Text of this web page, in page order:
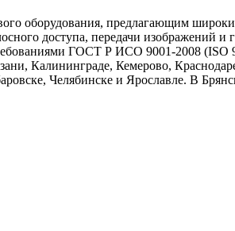
оборудования, предлагающим
доступа, передачи изображений
ГОСТ Р ИСО 9001-2008
Калининграде, Кемерово,
Челябинске и Ярославле. В